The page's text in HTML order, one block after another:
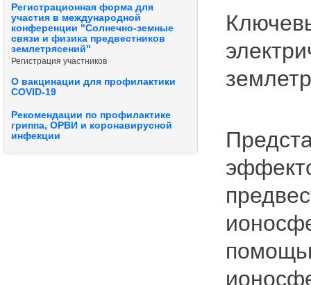
Регистрационная форма для
участия в международной
конференции "Солнечно-земные
связи и физика предвестников
землетрясений"
Регистрация участников
О вакцинации для профилактики
COVID-19
Рекомендации по профилактике
гриппа, ОРВИ и коронавирусной
инфекции